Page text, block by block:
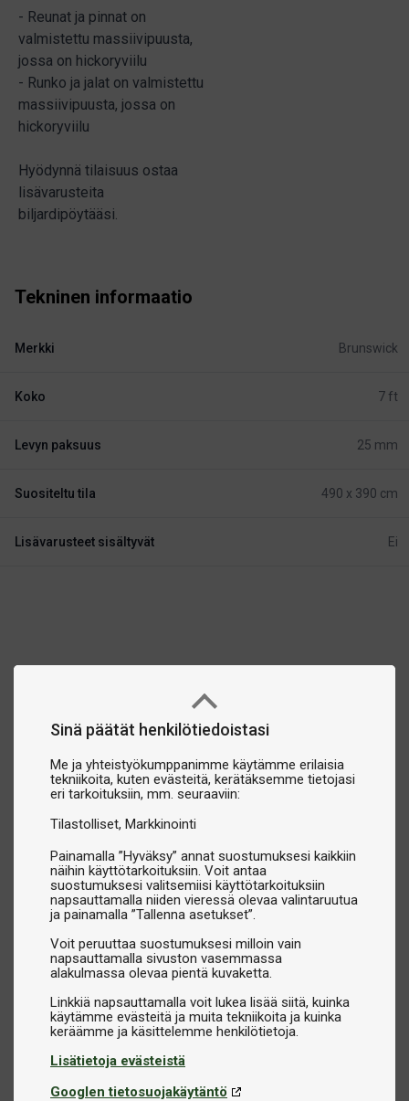
Sinä päätät henkilötiedoistasi
Me ja yhteistyökumppanimme käytämme erilaisia
tekniikoita, kuten evästeitä, kerätäksemme tietojasi
eri tarkoituksiin, mm. seuraaviin:
Tilastolliset Markkinointi
Painamalla ”Hyväksy” annat suostumuksesi kaikkiin
näihin käyttötarkoituksiin. Voit antaa
suostumuksesi valitsemiisi käyttötarkoituksiin
napsauttamalla niiden vieressä olevaa valintaruutua
ja painamalla ”Tallenna asetukset”.
Voit peruuttaa suostumuksesi milloin vain
napsauttamalla sivuston vasemmassa
alakulmassa olevaa pientä kuvaketta.
Linkkiä napsauttamalla voit lukea lisää siitä, kuinka
käytämme evästeitä ja muita tekniikoita ja kuinka
Lisätietoja evästeistä
Googlen tietosuojakäytäntö
- Reunat ja pinnat on
valmistettu massiivipuusta,
jossa on hickoryviilu
- Runko ja jalat on valmistettu
massiivipuusta, jossa on
hickoryviilu
Hyödynnä tilaisuus ostaa
lisävarusteita
biljardipöytääsi.
Tekninen informaatio
Merkki Brunswick
Koko 7 ft
Levyn paksuus 25 mm
Suositeltu tila 490 x 390 cm
Lisävarusteet sisältyvät Ei